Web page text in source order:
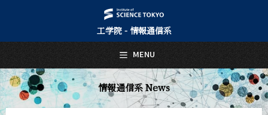
工学院 - 情報通信系
情報通信系 News
MENU
日本語 English
トップページ
Top Page
情報通信系について
About Us